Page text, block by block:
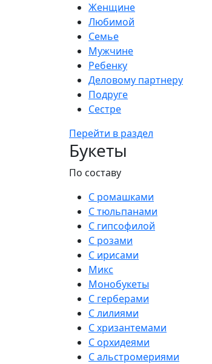
Женщине
Любимой
Семье
Мужчине
Ребенку
Деловому партнеру
Подруге
Сестре
Перейти в раздел
Букеты
По составу
С ромашками
С тюльпанами
С гипсофилой
С розами
С ирисами
Микс
Монобукеты
С герберами
С лилиями
С хризантемами
С орхидеями
С альстромериями